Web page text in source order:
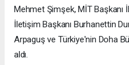
Mehmet Şimşek, MİT Başkanı
İletişim Başkanı Burhanettin
Arpaguş ve Türkiye'nin Doha
aldı.